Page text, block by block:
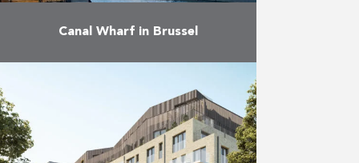
Canal Wharf in Brussel
rond een groen privé-eilandje,
biedt dit project langs het kanaal
in Brussel 270 moderne, ruime en
comfortabele appartementen,
gaande van studio’s …